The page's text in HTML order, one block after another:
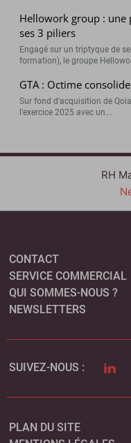
Hellowork group : une
ses 3 piliers
Engagé sur un triptyque de
formation), le groupe
GTA : Octime
Sur fond d’acquisition de
l’exercice 2025 avec un...
RH
CONTACT
SERVICE COMMERCIAL
QUI SOMMES-NOUS ?
NEWSLETTERS
SUIVEZ-NOUS :
PLAN DU SITE